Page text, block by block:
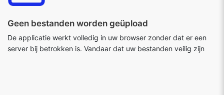
Geen bestanden worden geüpload
De applicatie werkt volledig in uw browser zonder dat er een
server bij betrokken is. Vandaar dat uw bestanden veilig zijn